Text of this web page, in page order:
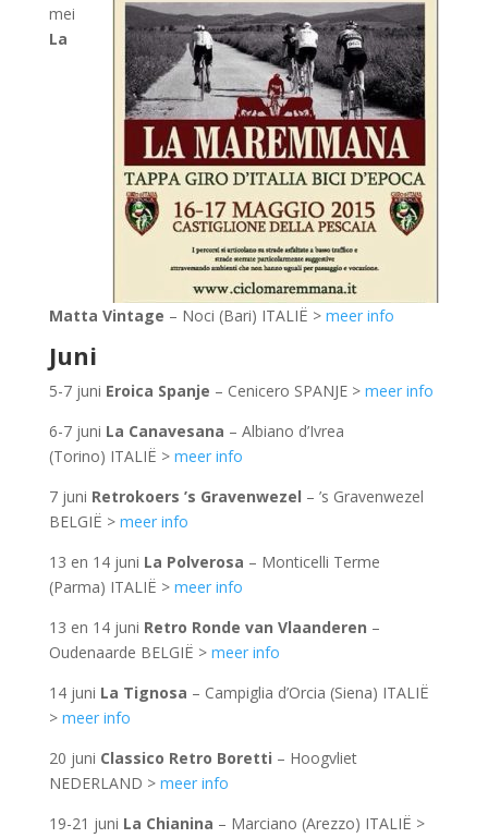
mei
La
Matta Vintage – Noci (Bari) ITALIË > meer info
Juni
5-7 juni Eroica Spanje – Cenicero SPANJE > meer info
6-7 juni La Canavesana – Albiano d’Ivrea
(Torino) ITALIË > meer info
7 juni Retrokoers ’s Gravenwezel – ’s Gravenwezel
BELGIË > meer info
13 en 14 juni La Polverosa – Monticelli Terme
(Parma) ITALIË > meer info
13 en 14 juni Retro Ronde van Vlaanderen –
Oudenaarde BELGIË > meer info
14 juni La Tignosa – Campiglia d’Orcia (Siena) ITALIË
> meer info
20 juni Classico Retro Boretti – Hoogvliet
NEDERLAND > meer info
19-21 juni La Chianina – Marciano (Arezzo) ITALIË >